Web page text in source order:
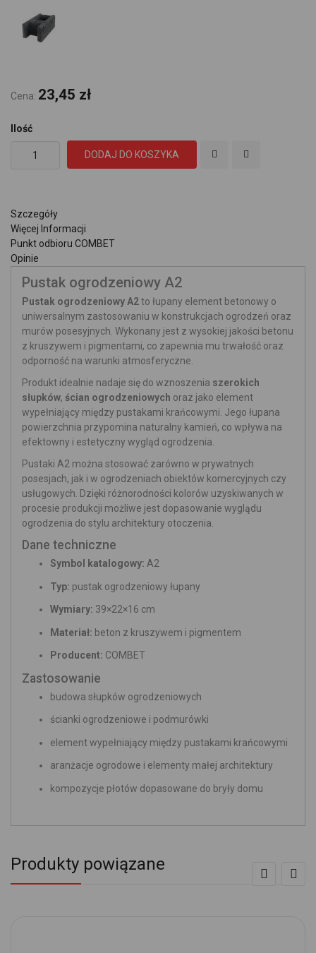
Cena: 23,45 zł
Ilość
DODAJ DO KOSZYKA
Szczegóły
Więcej Informacji
Punkt odbioru COMBET
Opinie
Pustak ogrodzeniowy A2
Pustak ogrodzeniowy A2to łupany element betonowy o
uniwersalnym zastosowaniu w konstrukcjach ogrodzeń oraz
murów posesyjnych. Wykonany jest z wysokiej jakości betonu
z kruszywem i pigmentami, co zapewnia mu trwałość oraz
odporność na warunki atmosferyczne.
Produkt idealnie nadaje się do wznoszenia szerokich
słupków, ścian ogrodzeniowych oraz jako element
wypełniający między pustakami krańcowymi. Jego łupana
powierzchnia przypomina naturalny kamień, co wpływa na
efektowny i estetyczny wygląd ogrodzenia.
Pustaki A2 można stosować zarówno w prywatnych
posesjach, jak i w ogrodzeniach obiektów komercyjnych czy
usługowych. Dzięki różnorodności kolorów uzyskiwanych w
procesie produkcji możliwe jest dopasowanie wyglądu
ogrodzenia do stylu architektury otoczenia.
Dane techniczne
Symbol katalogowy: A2
Typ: pustak ogrodzeniowy łupany
Wymiary: 39×22×16 cm
Materiał: beton z kruszywem i pigmentem
Producent: COMBET
Zastosowanie
budowa słupków ogrodzeniowych
ścianki ogrodzeniowe i podmurówki
element wypełniający między pustakami krańcowymi
aranżacje ogrodowe i elementy małej architektury
kompozycje płotów dopasowane do bryły domu
Produkty powiązane